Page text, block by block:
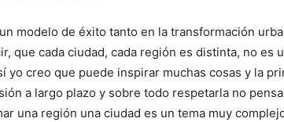
modelo de éxito tanto en la transformación
que cada ciudad, cada región es distinta, no es
yo creo que puede inspirar muchas cosas y la
a largo plazo y sobre todo respetarla no
una región una ciudad es un tema muy